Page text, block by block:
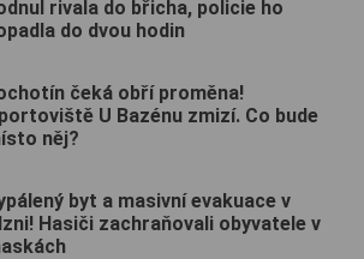
rivala do břicha, policie ho
do dvou hodin
čeká obří proměna!
U Bazénu zmizí. Co bude
něj?
byt a masivní evakuace v
Hasiči zachraňovali obyvatele v